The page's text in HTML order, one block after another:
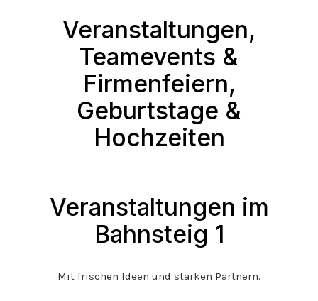
Veranstaltungen,
Teamevents &
Firmenfeiern,
Geburtstage &
Hochzeiten
Veranstaltungen im
Bahnsteig 1
Mit frischen Ideen und starken Partnern.